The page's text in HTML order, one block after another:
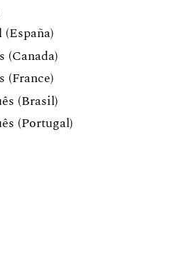
(España)
(Canada)
(France)
(Brasil)
(Portugal)